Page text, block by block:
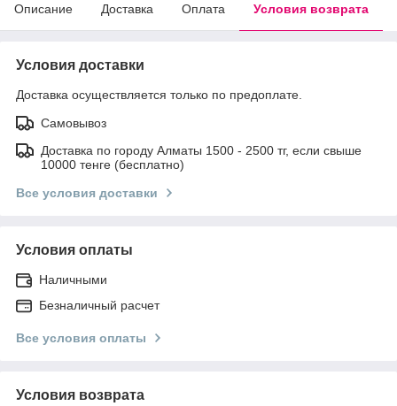
Описание Доставка Оплата Условия возврата
Условия доставки
Доставка осуществляется только по предоплате.
Самовывоз
Доставка по городу Алматы 1500 - 2500 тг, если свыше
10000 тенге (бесплатно)
Все условия доставки
Условия оплаты
Наличными
Безналичный расчет
Все условия оплаты
Условия возврата